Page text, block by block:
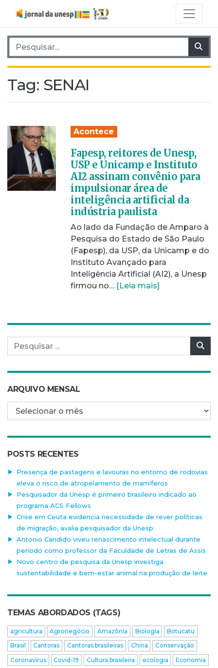
Pesquisar por:
Tag: SENAI
Acontece
Fapesp, reitores de Unesp,
USP e Unicamp e Instituto
AI2 assinam convênio para
impulsionar área de
inteligência artificial da
indústria paulista
Ao lado da Fundação de Amparo à
Pesquisa do Estado de São Paulo
(Fapesp), da USP, da Unicamp e do
Instituto Avançado para
Inteligência Artificial (AI2), a Unesp
firmou no… [Leia mais]
Pesquisar por:
ARQUIVO MENSAL
Arquivo mensal
POSTS RECENTES
Presença de pastagens e lavouras no entorno de rodovias
eleva o risco de atropelamento de mamíferos
Pesquisador da Unesp é primeiro brasileiro indicado ao
programa ACS Fellows
Crise em Ceuta evidencia necessidade de rever políticas
de migração, avalia pesquisador da Unesp
Antonio Candido viveu renascimento intelectual durante
período como professor da Faculdade de Letras de Assis
Novo centro de pesquisa da Unesp investiga
sustentabilidade e bem-estar animal na produção de leite
TEMAS ABORDADOS (TAGS)
agricultura Agronegócio Amazônia Biologia
Botucatu
Brasil
Cantoras Cantoras brasileiras China
Conservação
Coronavírus
Covid-19 Cultura brasileira ecologia
Economia